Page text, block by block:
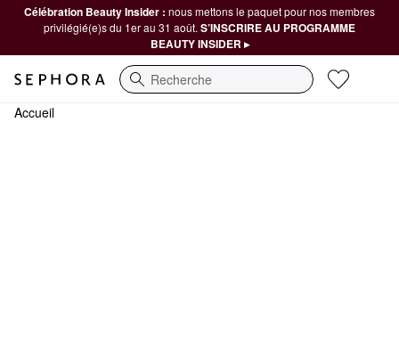
Célébration Beauty Insider : nous mettons le paquet pour nos membres
privilégié(e)s du 1er au 31 août. S’INSCRIRE AU PROGRAMME
BEAUTY INSIDER ▸
Recherche
Accueil